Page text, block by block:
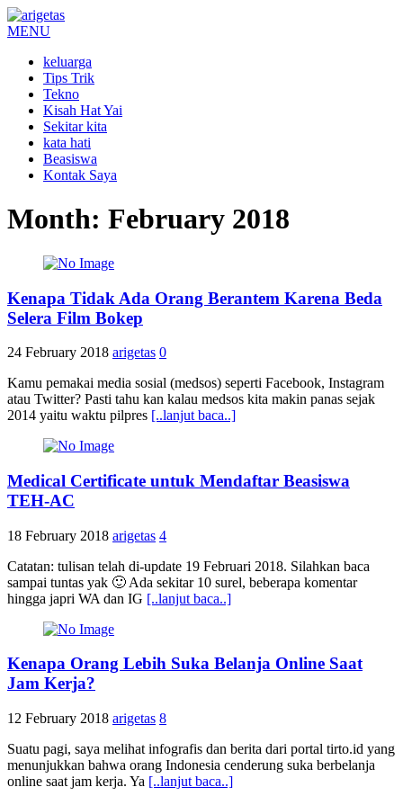
MENU
keluarga
Tips Trik
Tekno
Kisah Hat Yai
Sekitar kita
kata hati
Beasiswa
Kontak Saya
Month: February 2018
Kenapa Tidak Ada Orang Berantem Karena Beda
Selera Film Bokep
24 February 2018 arigetas 0
Kamu pemakai media sosial (medsos) seperti Facebook, Instagram
atau Twitter? Pasti tahu kan kalau medsos kita makin panas sejak
2014 yaitu waktu pilpres [..lanjut baca..]
Medical Certificate untuk Mendaftar Beasiswa
TEH-AC
18 February 2018 arigetas 4
Catatan: tulisan telah di-update 19 Februari 2018. Silahkan baca
sampai tuntas yak 🙂 Ada sekitar 10 surel, beberapa komentar
hingga japri WA dan IG [..lanjut baca..]
Kenapa Orang Lebih Suka Belanja Online Saat
Jam Kerja?
12 February 2018 arigetas 8
Suatu pagi, saya melihat infografis dan berita dari portal tirto.id yang
menunjukkan bahwa orang Indonesia cenderung suka berbelanja
online saat jam kerja. Ya [..lanjut baca..]